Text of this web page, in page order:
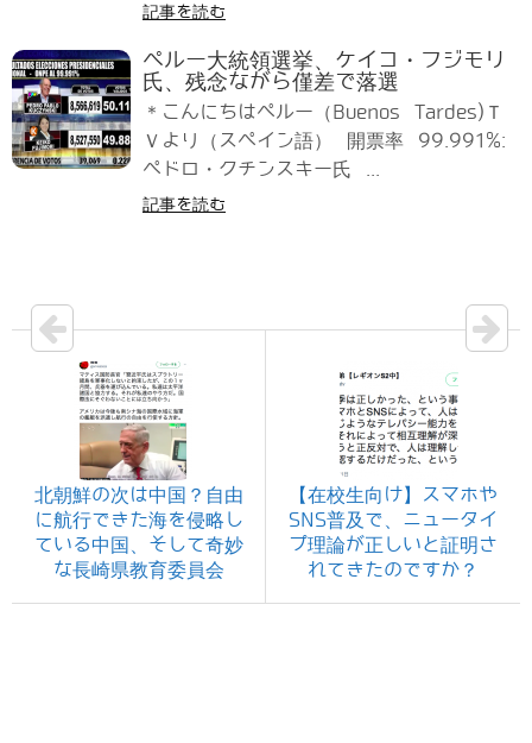
記事を読む
ペルー大統領選挙、ケイコ・フジモリ
氏、残念ながら僅差で落選
＊こんにちはペルー（Buenos Tardes)Ｔ
Ｖより（スペイン語） 開票率 99.991%:
ペドロ・クチンスキー氏 ...
記事を読む
北朝鮮の次は中国？自由
に航行できた海を侵略し
ている中国、そして奇妙
な長崎県教育委員会
【在校生向け】スマホや
SNS普及で、ニュータイ
プ理論が正しいと証明さ
れてきたのですか？